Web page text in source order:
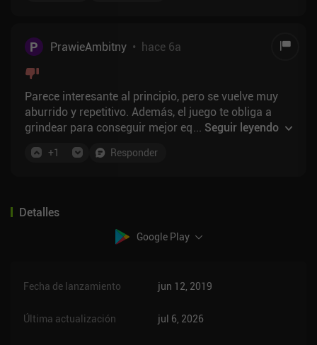
P PrawieAmbitny • hace 6a
Parece interesante al principio, pero se vuelve muy
aburrido y repetitivo. Además, el juego te obliga a
grindear para conseguir mejor equipo para superar
"dinámico" como este.
... Seguir leyendo
+1 Responder
Detalles
Google Play
Fecha de lanzamiento jun 12, 2019
Última actualización jul 6, 2026